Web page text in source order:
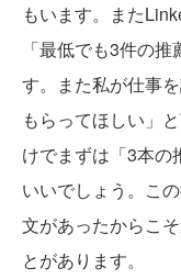
もいます。また
「最低でも3件の
す。また私が仕事
もらってほしい」
けでまずは「3本の
いいでしょう。こ
文があったからこ
とがあります。